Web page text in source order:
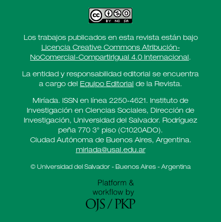
Los trabajos publicados en esta revista están bajo
Licencia Creative Commons Atribución-
NoComercial-CompartirIgual 4.0 Internacional.
La entidad y responsabilidad editorial se encuentra
a cargo del Equipo Editorial de la Revista.
Miríada. ISSN en línea 2250-4621. Instituto de
Investigación en Ciencias Sociales, Dirección de
Investigación, Universidad del Salvador. Rodríguez
peña 770 3° piso (C1020ADO).
Ciudad Autónoma de Buenos Aires, Argentina.
miriada@usal.edu.ar
© Universidad del Salvador - Buenos Aires - Argentina